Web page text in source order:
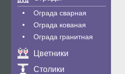
Ограда сварная
Ограда кованая
Ограда гранитная
Цветники
Столики